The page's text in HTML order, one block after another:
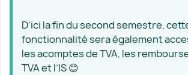
D’ici la fin du second semestre,
fonctionnalité sera également
les acomptes de TVA, les
TVA et l’IS 😊